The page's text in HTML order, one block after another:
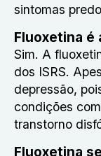
sintomas
Fluoxetina
Sim. A
dos ISRS.
depressão,
condições
transtorno
Fluoxetina